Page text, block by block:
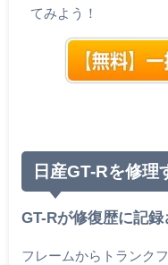
てみよう！
日産GT-Rを修理
GT-Rが修復歴に記録
フレームからトランク